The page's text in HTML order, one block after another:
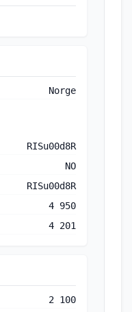
Norge
RISu00d8R
NO
RISu00d8R
4 950
4 201
2 100